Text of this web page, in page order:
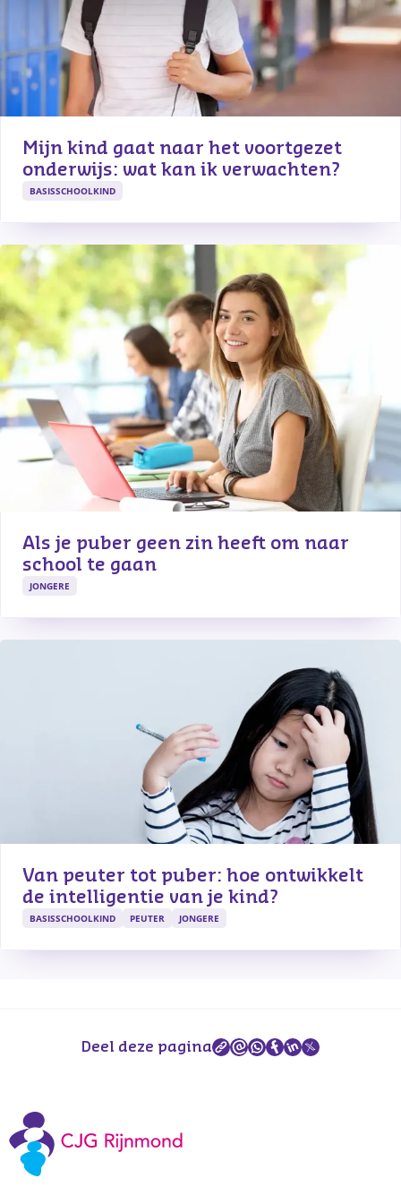
Mijn kind gaat naar het voortgezet
onderwijs: wat kan ik verwachten?
BASISSCHOOLKIND
Als je puber geen zin heeft om naar
school te gaan
JONGERE
Van peuter tot puber: hoe ontwikkelt
de intelligentie van je kind?
BASISSCHOOLKIND PEUTER JONGERE
Deel deze pagina